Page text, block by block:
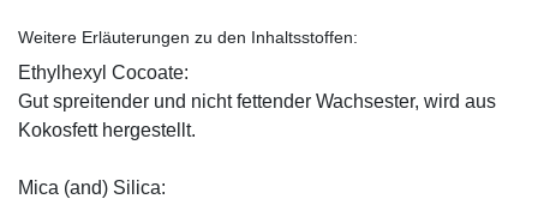
Weitere Erläuterungen zu den Inhaltsstoffen:
Ethylhexyl Cocoate:
Gut spreitender und nicht fettender Wachsester, wird aus
Kokosfett hergestellt.
Mica (and) Silica: